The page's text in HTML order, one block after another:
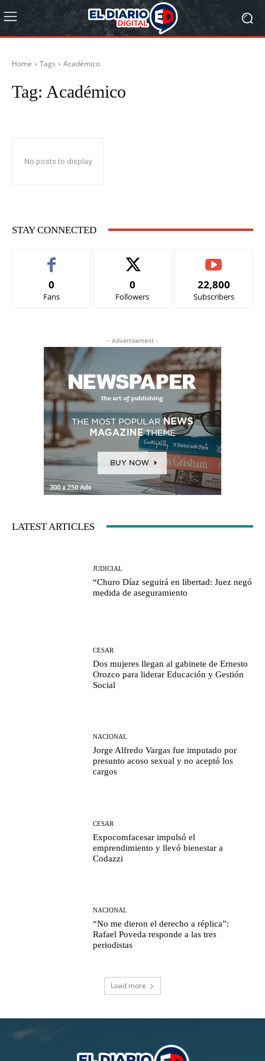
Home Tags Académico
Tag: Académico
No posts to display
STAY CONNECTED
0
Fans
0
Followers
22,800
Subscribers
- Advertisement -
LATEST ARTICLES
JUDICIAL
“Churo Díaz seguirá en libertad: Juez negó
medida de aseguramiento
CESAR
Dos mujeres llegan al gabinete de Ernesto
Orozco para liderar Educación y Gestión
Social
NACIONAL
Jorge Alfredo Vargas fue imputado por
presunto acoso sexual y no aceptó los
cargos
CESAR
Expocomfacesar impulsó el
emprendimiento y llevó bienestar a
Codazzi
NACIONAL
“No me dieron el derecho a réplica”:
Rafael Poveda responde a las tres
periodistas
Load more